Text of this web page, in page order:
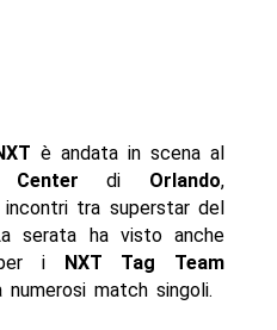
è andata in scena al
Center di Orlando,
tra superstar del
serata ha visto anche
i NXT Tag Team
match singoli.